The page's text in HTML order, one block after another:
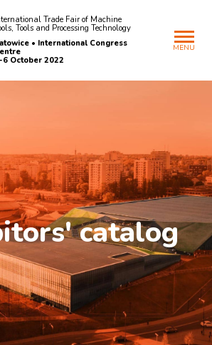
Trade Fair of Machine
Tools and Processing Technology
• International Congress
October 2022
MENU
catalog